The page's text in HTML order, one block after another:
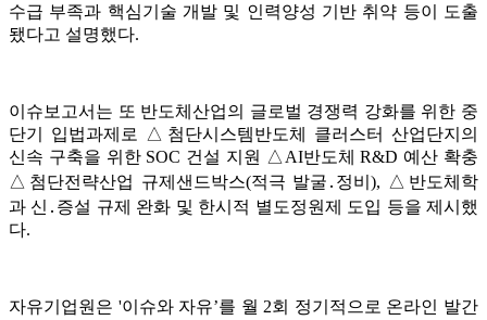
수급 부족과 핵심기술 개발 및 인력양성 기반 취약 등이 도출
됐다고 설명했다.
이슈보고서는 또 반도체산업의 글로벌 경쟁력 강화를 위한 중
단기 입법과제로 △첨단시스템반도체 클러스터 산업단지의
신속 구축을 위한 SOC 건설 지원 △AI반도체 R&D 예산 확충
△첨단전략산업 규제샌드박스(적극 발굴․정비), △반도체학
과 신․증설 규제 완화 및 한시적 별도정원제 도입 등을 제시했
다.
자유기업원은 '이슈와 자유’를 월 2회 정기적으로 온라인 발간